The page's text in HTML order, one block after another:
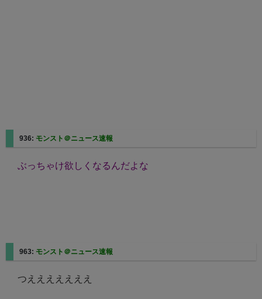
936: モンスト＠ニュース速報
ぶっちゃけ欲しくなるんだよな
963: モンスト＠ニュース速報
つえええええええ